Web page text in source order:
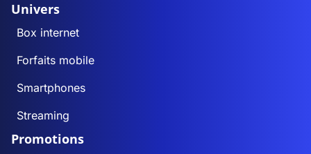
Univers
Box internet
Forfaits mobile
Smartphones
Streaming
Promotions